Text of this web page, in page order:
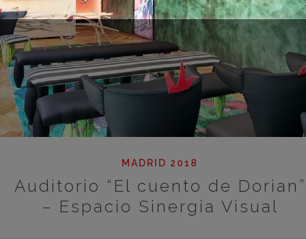
MADRID 2018
Auditorio “El cuento de Dorian”
– Espacio Sinergia Visual